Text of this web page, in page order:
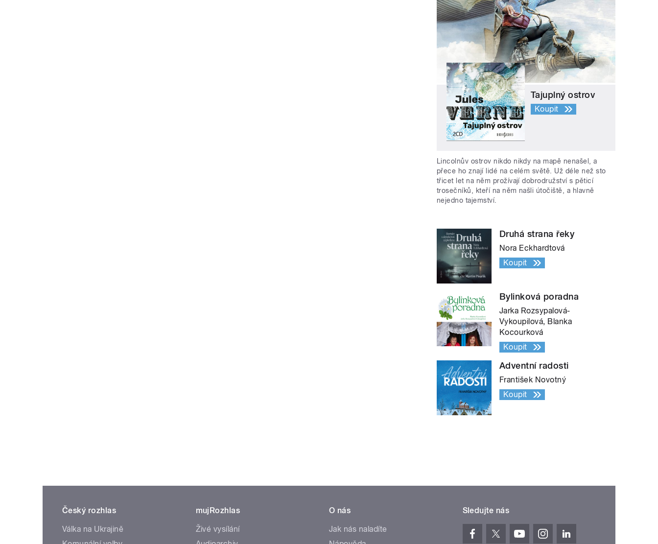
Tajuplný ostrov
Koupit
Lincolnův ostrov nikdo nikdy na mapě nenašel, a
přece ho znají lidé na celém světě. Už déle než sto
třicet let na něm prožívají dobrodružství s pěticí
trosečníků, kteří na něm našli útočiště, a hlavně
nejedno tajemství.
Druhá strana řeky
Nora Eckhardtová
Koupit
Bylinková poradna
Jarka Rozsypalová-
Vykoupilová, Blanka
Kocourková
Koupit
Adventní radosti
František Novotný
Koupit
Český rozhlas
Válka na Ukrajině
mujRozhlas
Živé vysílání
O nás
Jak nás naladíte
Sledujte nás